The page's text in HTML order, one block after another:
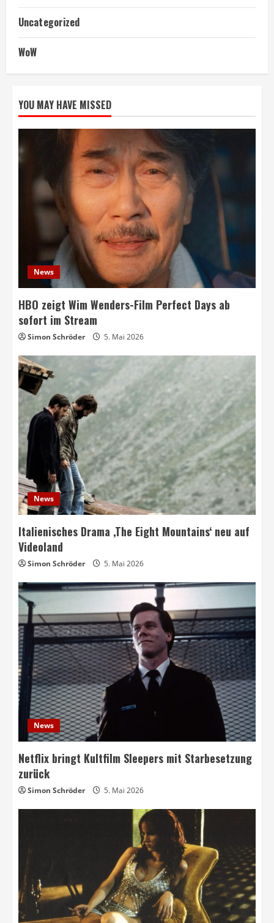
Uncategorized
WoW
YOU MAY HAVE MISSED
News
HBO zeigt Wim Wenders-Film Perfect Days ab
sofort im Stream
Simon Schröder 5. Mai 2026
News
Italienisches Drama ‚The Eight Mountains‘ neu auf
Videoland
Simon Schröder 5. Mai 2026
News
Netflix bringt Kultfilm Sleepers mit Starbesetzung
zurück
Simon Schröder 5. Mai 2026